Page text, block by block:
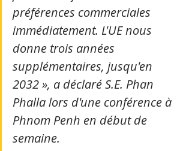
préférences commerciales
immédiatement. L'UE nous
donne trois années
supplémentaires, jusqu'en
2032 », a déclaré S.E. Phan
Phalla lors d'une conférence à
Phnom Penh en début de
semaine.